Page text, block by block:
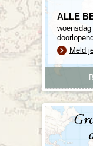
ALLE
Meld